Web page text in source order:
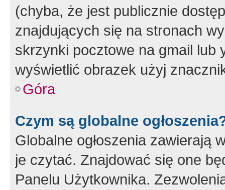
(chyba, że jest publicznie
znajdujących się na stronach
skrzynki pocztowe na gmail lub
wyświetlić obrazek użyj
Góra
Czym są globalne
Globalne ogłoszenia zawierają
je czytać. Znajdować się one
Panelu Użytkownika.